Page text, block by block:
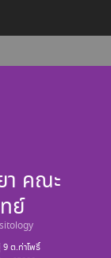
า คณะ
ย์
9 ต.ท่าโพธิ์